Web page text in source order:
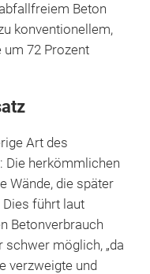
Beton
konventionellem,
72 Prozent
Art des
Die herkömmlichen
Wände, die später
führt laut
Betonverbrauch
schwer möglich, „da
verzweigte und